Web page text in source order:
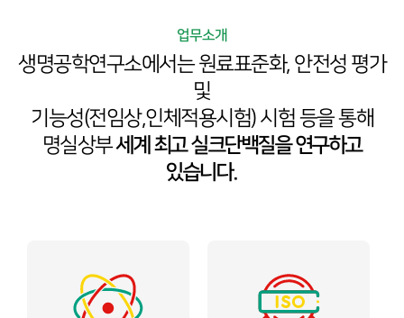
업무소개
생명공학연구소에서는 원료표준화, 안전성 평가
및
기능성(전임상,인체적용시험) 시험 등을 통해
명실상부세계 최고 실크단백질을 연구하고
있습니다.